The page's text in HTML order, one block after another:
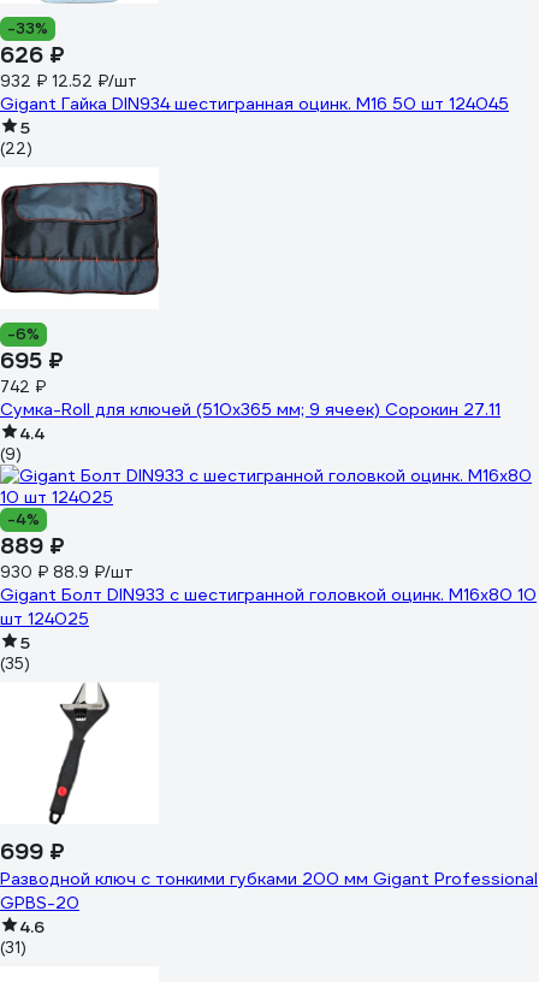
-33%
626 ₽
932 ₽ 12.52 ₽/шт
Gigant Гайка DIN934 шестигранная оцинк. M16 50 шт 124045
5
(22)
-6%
695 ₽
742 ₽
Сумка-Roll для ключей (510х365 мм; 9 ячеек) Сорокин 27.11
4.4
(9)
-4%
889 ₽
930 ₽ 88.9 ₽/шт
Gigant Болт DIN933 с шестигранной головкой оцинк. М16x80 10
шт 124025
5
(35)
699 ₽
Разводной ключ с тонкими губками 200 мм Gigant Professional
GPBS-20
4.6
(31)